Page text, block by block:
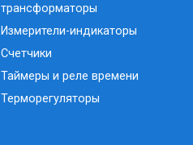
трансформаторы
Измерители-индикаторы
Счетчики
Таймеры и реле времени
Терморегуляторы